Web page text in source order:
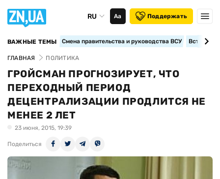
RU Аа Поддержать
ВАЖНЫЕ ТЕМЫ Смена правительства и руководства ВСУ
ГЛАВНАЯ ПОЛИТИКА
ГРОЙСМАН ПРОГНОЗИРУЕТ, ЧТО
ПЕРЕХОДНЫЙ ПЕРИОД
ДЕЦЕНТРАЛИЗАЦИИ ПРОДЛИТСЯ НЕ
МЕНЕЕ 2 ЛЕТ
23 июня, 2015, 19:39
Поделиться